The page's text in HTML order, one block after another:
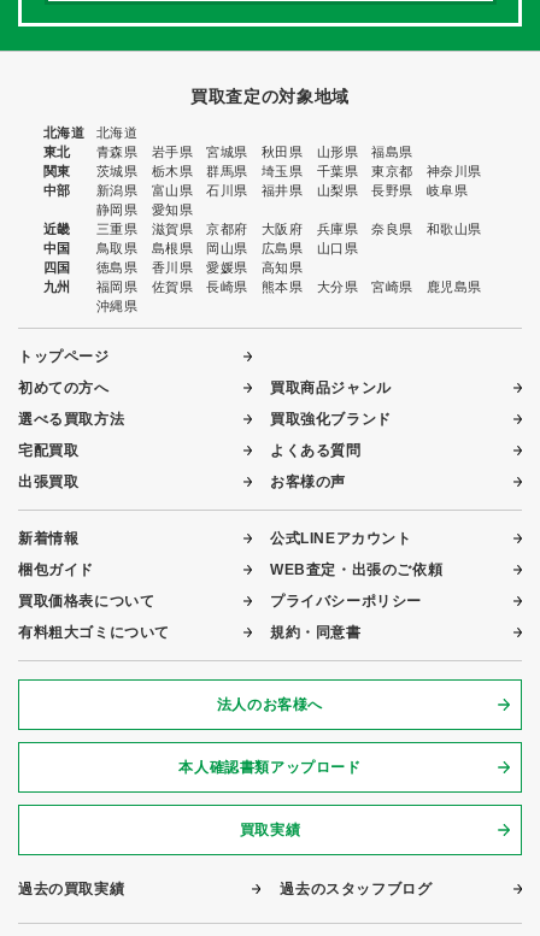
買取査定の対象地域
北海道
北海道
東北
青森県 岩手県 宮城県 秋田県 山形県
福島県
関東
茨城県 栃木県 群馬県 埼玉県 千葉県 東京都
神奈川県
中部
新潟県 富山県 石川県 福井県 山梨県 長野県
岐阜県
静岡県
愛知県
近畿
三重県 滋賀県 京都府 大阪府 兵庫県 奈良県
和歌山県
中国
鳥取県 島根県 岡山県 広島県
山口県
四国
徳島県 香川県 愛媛県
高知県
九州
福岡県 佐賀県 長崎県 熊本県 大分県 宮崎県
鹿児島県
沖縄県
トップページ
初めての方へ
選べる買取方法
宅配買取
出張買取
買取商品ジャンル
買取強化ブランド
よくある質問
お客様の声
新着情報
梱包ガイド
買取価格表について
有料粗大ゴミについて
公式LINEアカウント
WEB査定・出張のご依頼
プライバシーポリシー
規約・同意書
法人のお客様へ
本人確認書類アップロード
買取実績
過去の買取実績 過去のスタッフブログ